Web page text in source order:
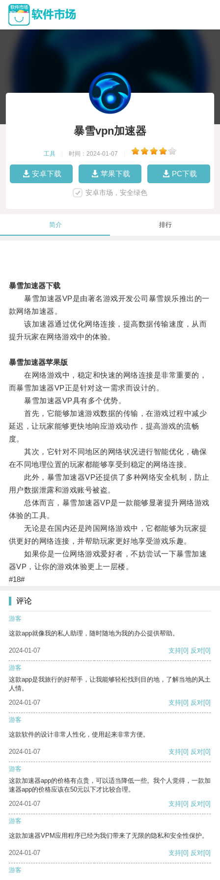
暴雪vpn加速器
工具 时间：2024-01-07
安卓下载 苹果下载 PC下载
安卓市场，安全绿色
简介 排行
暴雪加速器下载
暴雪加速器VP是由著名游戏开发公司暴雪娱乐推出的一
款网络加速器。
该加速器通过优化网络连接，提高数据传输速度，从而
提升玩家在网络游戏中的体验。
暴雪加速器苹果版
在网络游戏中，稳定和快速的网络连接是非常重要的，
而暴雪加速器VP正是针对这一需求而设计的。
暴雪加速器VP具有多个优势。
首先，它能够加速游戏数据的传输，在游戏过程中减少
延迟，让玩家能够更快地响应游戏动作，提高游戏的流畅
度。
其次，它针对不同地区的网络状况进行智能优化，确保
在不同地理位置的玩家都能够享受到稳定的网络连接。
此外，暴雪加速器VP还提供了多种网络安全机制，防止
用户数据泄露和游戏账号被盗。
总体而言，暴雪加速器VP是一款能够显著提升网络游戏
体验的工具。
无论是在国内还是跨国网络游戏中，它都能够为玩家提
供更好的网络连接，并帮助玩家更好地享受游戏乐趣。
如果你是一位网络游戏爱好者，不妨尝试一下暴雪加速
器VP，让你的游戏体验更上一层楼。
#18#
评论
游客
这款app就像我的私人助理，随时随地为我的办公提供帮助。
2024-01-07 支持[0] 反对[0]
游客
这款app是我旅行的好帮手，让我能够轻松找到目的地，了解当地的风土
人情。
2024-01-07
支持[0] 反对[0]
游客
这款软件的设计非常人性化，使用起来非常方便。
2024-01-07 支持[0] 反对[0]
游客
这款加速器app的价格有点贵，可以适当降低一些。我个人觉得，一款加
速器app的价格应该在50元以下才比较合理。
2024-01-07
支持[0] 反对[0]
游客
这款加速器VPM应用程序已经为我们带来了无限的隐私和安全性保护。
2024-01-07 支持[0] 反对[0]
游客